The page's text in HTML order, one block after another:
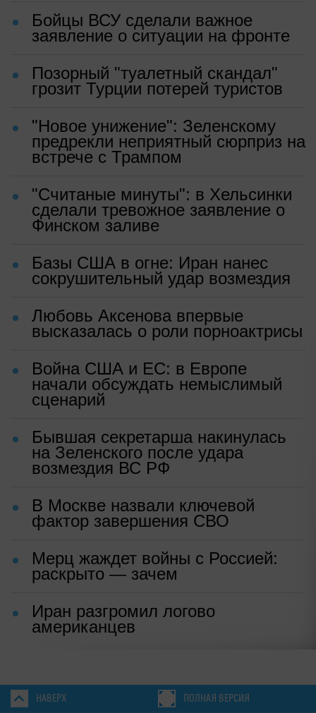
Бойцы ВСУ сделали важное
заявление о ситуации на фронте
Позорный "туалетный скандал"
грозит Турции потерей туристов
"Новое унижение": Зеленскому
предрекли неприятный сюрприз на
встрече с Трампом
"Считаные минуты": в Хельсинки
сделали тревожное заявление о
Финском заливе
Базы США в огне: Иран нанес
сокрушительный удар возмездия
Любовь Аксенова впервые
высказалась о роли порноактрисы
Война США и ЕС: в Европе
начали обсуждать немыслимый
сценарий
Бывшая секретарша накинулась
на Зеленского после удара
возмездия ВС РФ
В Москве назвали ключевой
фактор завершения СВО
Мерц жаждет войны с Россией:
раскрыто — зачем
Иран разгромил логово
американцев
НАВЕРХ ПОЛНАЯ ВЕРСИЯ